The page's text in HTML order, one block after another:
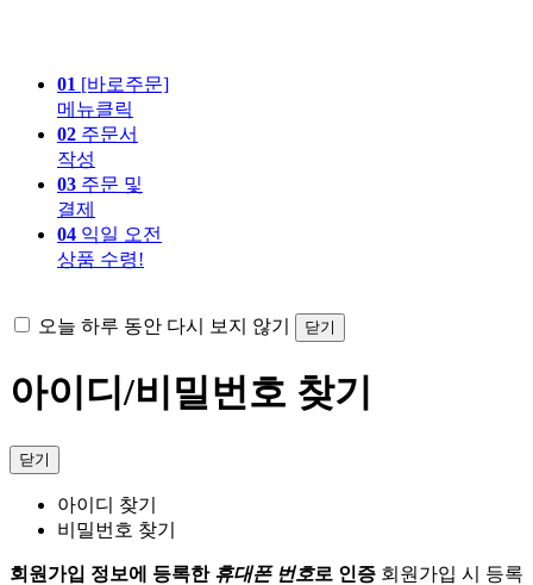
01 [바로주문]
메뉴클릭
02 주문서
작성
03 주문 및
결제
04 익일 오전
상품 수령!
오늘 하루 동안 다시 보지 않기 닫기
아이디/비밀번호 찾기
닫기
아이디 찾기
비밀번호 찾기
회원가입 정보에 등록한 휴대폰 번호로 인증 회원가입 시 등록